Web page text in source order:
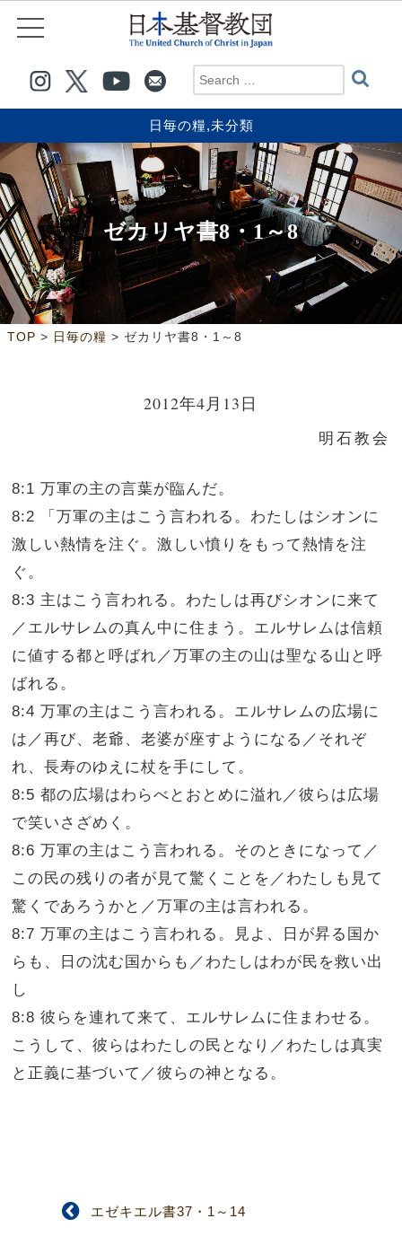
日毎の糧,未分類
ゼカリヤ書8・1～8
TOP > 日毎の糧 > ゼカリヤ書8・1～8
2012年4月13日
明石教会
8:1 万軍の主の言葉が臨んだ。
8:2 「万軍の主はこう言われる。わたしはシオンに
激しい熱情を注ぐ。激しい憤りをもって熱情を注
ぐ。
8:3 主はこう言われる。わたしは再びシオンに来て
／エルサレムの真ん中に住まう。エルサレムは信頼
に値する都と呼ばれ／万軍の主の山は聖なる山と呼
ばれる。
8:4 万軍の主はこう言われる。エルサレムの広場に
は／再び、老爺、老婆が座すようになる／それぞ
れ、長寿のゆえに杖を手にして。
8:5 都の広場はわらべとおとめに溢れ／彼らは広場
で笑いさざめく。
8:6 万軍の主はこう言われる。そのときになって／
この民の残りの者が見て驚くことを／わたしも見て
驚くであろうかと／万軍の主は言われる。
8:7 万軍の主はこう言われる。見よ、日が昇る国か
らも、日の沈む国からも／わたしはわが民を救い出
し
8:8 彼らを連れて来て、エルサレムに住まわせる。
こうして、彼らはわたしの民となり／わたしは真実
と正義に基づいて／彼らの神となる。
エゼキエル書37・1～14